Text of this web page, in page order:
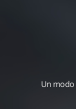
Un modo